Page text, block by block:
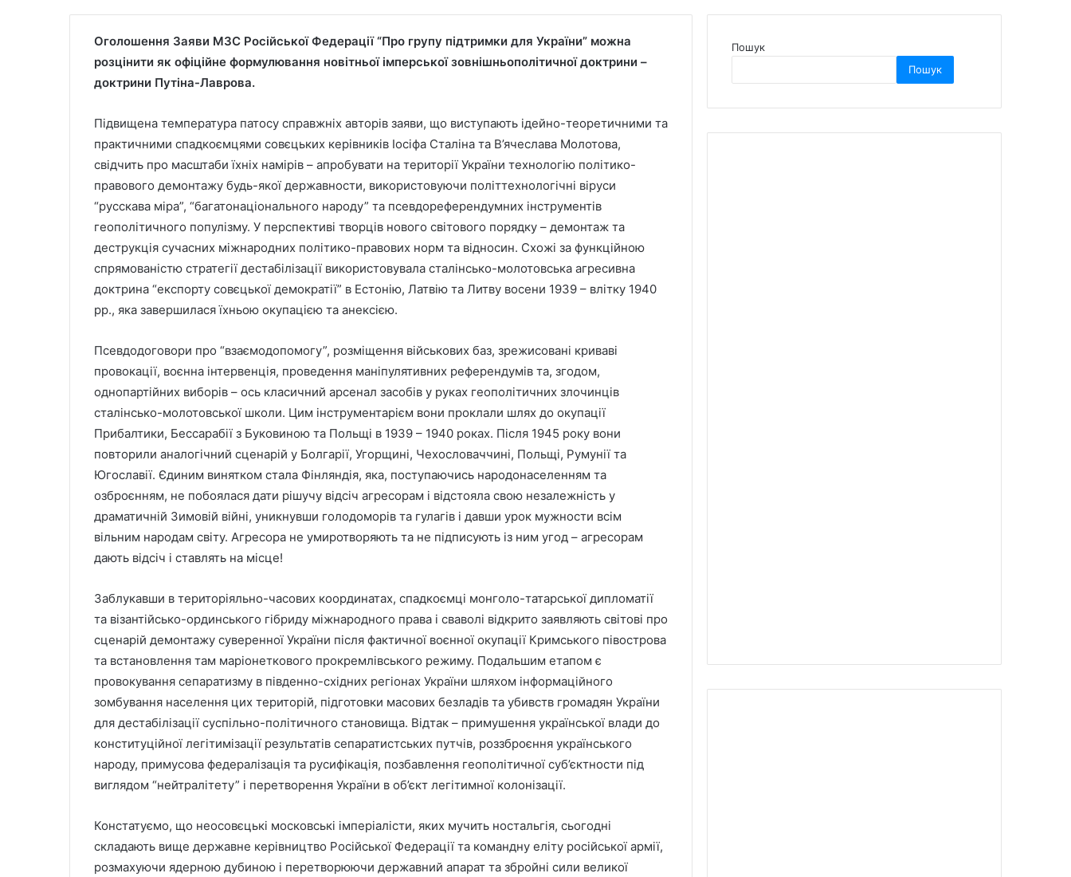
Оголошення Заяви МЗС Російської Федерації “Про групу підтримки для України” можна
розцінити як офіційне формулювання новітньої імперської зовнішньополітичної доктрини –
доктрини Путіна-Лаврова.
Підвищена температура патосу справжніх авторів заяви, що виступають ідейно-теоретичними та
практичними спадкоємцями совєцьких керівників Іосіфа Сталіна та В’ячеслава Молотова,
свідчить про масштаби їхніх намірів – апробувати на території України технологію політико-
правового демонтажу будь-якої державности, використовуючи політтехнологічні віруси
“русскава міра”, “багатонаціонального народу” та псевдореферендумних інструментів
геополітичного популізму. У перспективі творців нового світового порядку – демонтаж та
деструкція сучасних міжнародних політико-правових норм та відносин. Схожі за функційною
спрямованістю стратегії дестабілізації використовувала сталінсько-молотовська агресивна
доктрина “експорту совєцької демократії” в Естонію, Латвію та Литву восени 1939 – влітку 1940
рр., яка завершилася їхньою окупацією та анексією.
Псевдодоговори про “взаємодопомогу”, розміщення військових баз, зрежисовані криваві
провокації, воєнна інтервенція, проведення маніпулятивних референдумів та, згодом,
однопартійних виборів – ось класичний арсенал засобів у руках геополітичних злочинців
сталінсько-молотовської школи. Цим інструментарієм вони проклали шлях до окупації
Прибалтики, Бессарабії з Буковиною та Польщі в 1939 – 1940 роках. Після 1945 року вони
повторили аналогічний сценарій у Болгарії, Угорщині, Чехословаччині, Польщі, Румунії та
Югославії. Єдиним винятком стала Фінляндія, яка, поступаючись народонаселенням та
озброєнням, не побоялася дати рішучу відсіч агресорам і відстояла свою незалежність у
драматичній Зимовій війні, уникнувши голодоморів та гулагів і давши урок мужности всім
вільним народам світу. Агресора не умиротворяють та не підписують із ним угод – агресорам
дають відсіч і ставлять на місце!
Заблукавши в територіяльно-часових координатах, спадкоємці монголо-татарської дипломатії
та візантійсько-ординського гібриду міжнародного права і сваволі відкрито заявляють світові про
сценарій демонтажу суверенної України після фактичної воєнної окупації Кримського півострова
та встановлення там маріонеткового прокремлівського режиму. Подальшим етапом є
провокування сепаратизму в південно-східних регіонах України шляхом інформаційного
зомбування населення цих територій, підготовки масових безладів та убивств громадян України
для дестабілізації суспільно-політичного становища. Відтак – примушення української влади до
конституційної легітимізації результатів сепаратистських путчів, роззброєння українського
народу, примусова федералізація та русифікація, позбавлення геополітичної суб’єктности під
виглядом “нейтралітету” і перетворення України в об’єкт легітимної колонізації.
Констатуємо, що неосовєцькі московські імперіалісти, яких мучить ностальгія, сьогодні
складають вище державне керівництво Російської Федерації та командну еліту російської армії,
розмахуючи ядерною дубиною і перетворюючи державний апарат та збройні сили великої
Пошук
Пошук